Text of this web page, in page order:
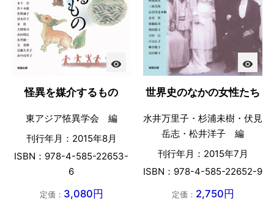
visibility
怪異を媒介するもの
東アジア恠異学会 編
刊行年月：2015年8月
ISBN：978-4-585-22653-
6
定価： 3,080円
visibility
世界史のなかの女性たち
水井万里子・杉浦未樹・伏見
岳志・松井洋子 編
刊行年月：2015年7月
ISBN：978-4-585-22652-9
定価： 2,750円